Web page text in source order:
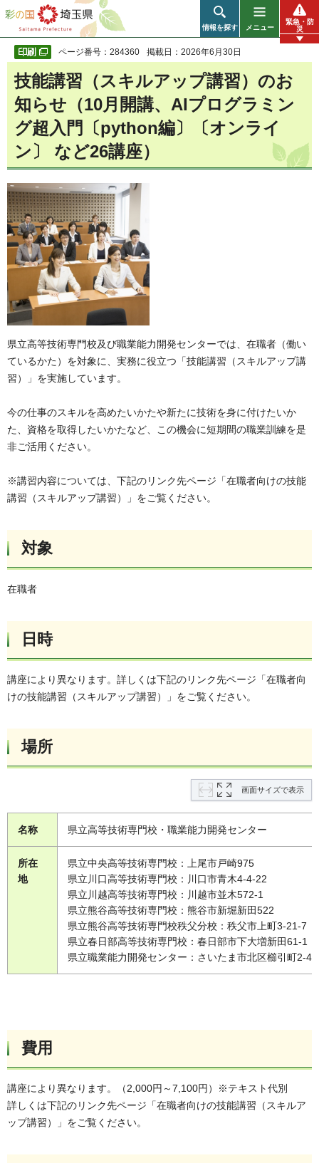
彩の国 埼玉県
情報を探す メニュー
緊急・防
災
ページ番号：284360 掲載日：2026年6月30日
技能講習（スキルアップ講習）のお
知らせ（10月開講、AIプログラミン
グ超入門〔python編〕〔オンライ
ン〕 など26講座）
県立高等技術専門校及び職業能力開発センターでは、在職者（働い
ているかた）を対象に、実務に役立つ「技能講習（スキルアップ講
習）」を実施しています。
今の仕事のスキルを高めたいかたや新たに技術を身に付けたいか
た、資格を取得したいかたなど、この機会に短期間の職業訓練を是
非ご活用ください。
※講習内容については、下記のリンク先ページ「在職者向けの技能
講習（スキルアップ講習）」をご覧ください。
対象
在職者
日時
講座により異なります。詳しくは下記のリンク先ページ「在職者向
けの技能講習（スキルアップ講習）」をご覧ください。
場所
画面サイズで表示
名称 県立高等技術専門校・職業能力開発センター
所在
地
県立中央高等技術専門校：上尾市戸崎975
県立川口高等技術専門校：川口市青木4-4-22
県立川越高等技術専門校：川越市並木572-1
県立熊谷高等技術専門校：熊谷市新堀新田522
県立熊谷高等技術専門校秩父分校：秩父市上町3-21-7
県立春日部高等技術専門校：春日部市下大増新田61-1
県立職業能力開発センター：さいたま市北区櫛引町2-
費用
講座により異なります。（2,000円～7,100円）※テキスト代別
詳しくは下記のリンク先ページ「在職者向けの技能講習（スキルア
ップ講習）」をご覧ください。